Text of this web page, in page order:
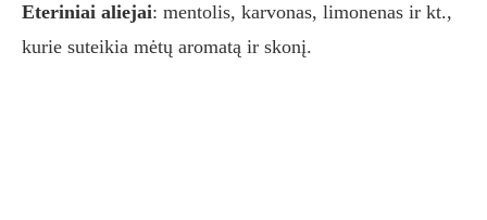
Eteriniai aliejai: mentolis, karvonas, limonenas ir kt.,
kurie suteikia mėtų aromatą ir skonį.